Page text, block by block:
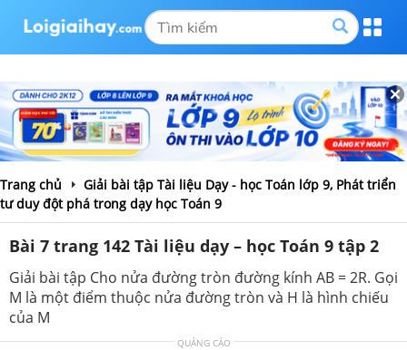
Trang chủ
Giải bài tập Tài liệu Dạy - học Toán lớp 9, Phát triển
tư duy đột phá trong dạy học Toán 9
Bài 7 trang 142 Tài liệu dạy – học Toán 9 tập 2
Giải bài tập Cho nửa đường tròn đường kính AB = 2R. Gọi
M là một điểm thuộc nửa đường tròn và H là hình chiếu
của M
QUẢNG CÁO